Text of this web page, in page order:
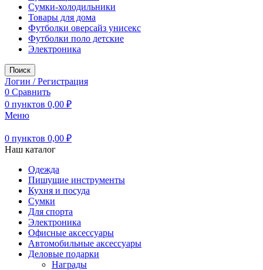
Сумки-холодильники
Товары для дома
Футболки оверсайз унисекс
Футболки поло детские
Электроника
Поиск
Логин / Регистрация
0 Сравнить
0 пунктов 0,00 ₽
Меню
0 пунктов 0,00 ₽
Наш каталог
Одежда
Пишущие инструменты
Кухня и посуда
Сумки
Для спорта
Электроника
Офисные аксессуары
Автомобильные аксессуары
Деловые подарки
Награды